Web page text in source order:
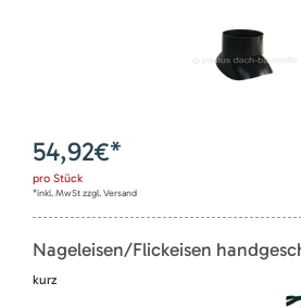
54,92€*
pro Stück
*inkl. MwSt zzgl. Versand
Nageleisen/Flickeisen
kurz